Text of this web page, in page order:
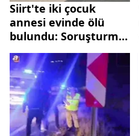
Siirt'te iki çocuk
annesi evinde ölü
bulundu: Soruşturma
başlatıldı